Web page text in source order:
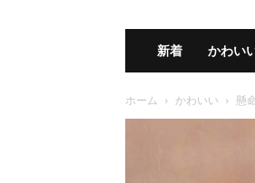
こ
部
新着 かわい
ホーム かわいい 懸